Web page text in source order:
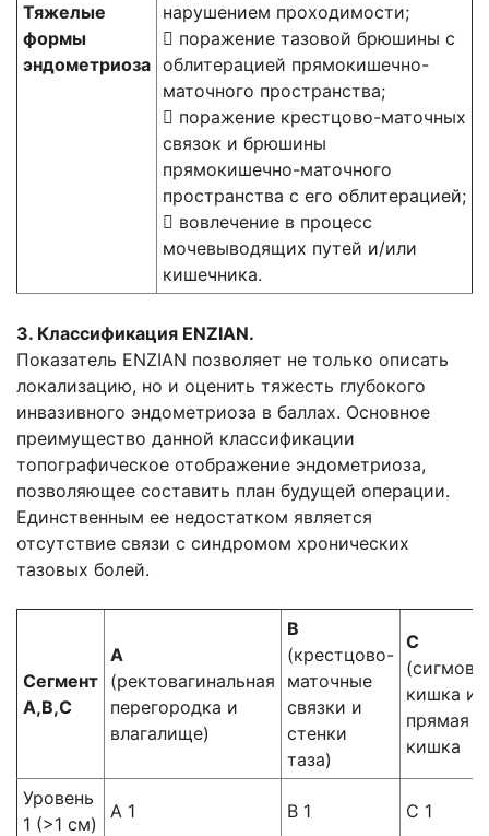
Тяжелые
формы
эндометриоза
нарушением проходимости;
 поражение тазовой брюшины с
облитерацией прямокишечно-
маточного пространства;
 поражение крестцово-маточных
связок и брюшины
прямокишечно-маточного
пространства с его облитерацией;
 вовлечение в процесс
мочевыводящих путей и/или
кишечника.
3. Классификация ENZIAN.
Показатель ENZIAN позволяет не только описать
локализацию, но и оценить тяжесть глубокого
инвазивного эндометриоза в баллах. Основное
преимущество данной классификации
топографическое отображение эндометриоза,
позволяющее составить план будущей операции.
Единственным ее недостатком является
отсутствие связи с синдромом хронических
тазовых болей.
Сегмент
А,B,C
A
(ректовагинальная
перегородка и
влагалище)
B
(крестцово-
маточные
связки и
стенки
таза)
C
кишка и
прямая
кишка
Уровень
1 (>1 см)
А 1 В 1 С 1